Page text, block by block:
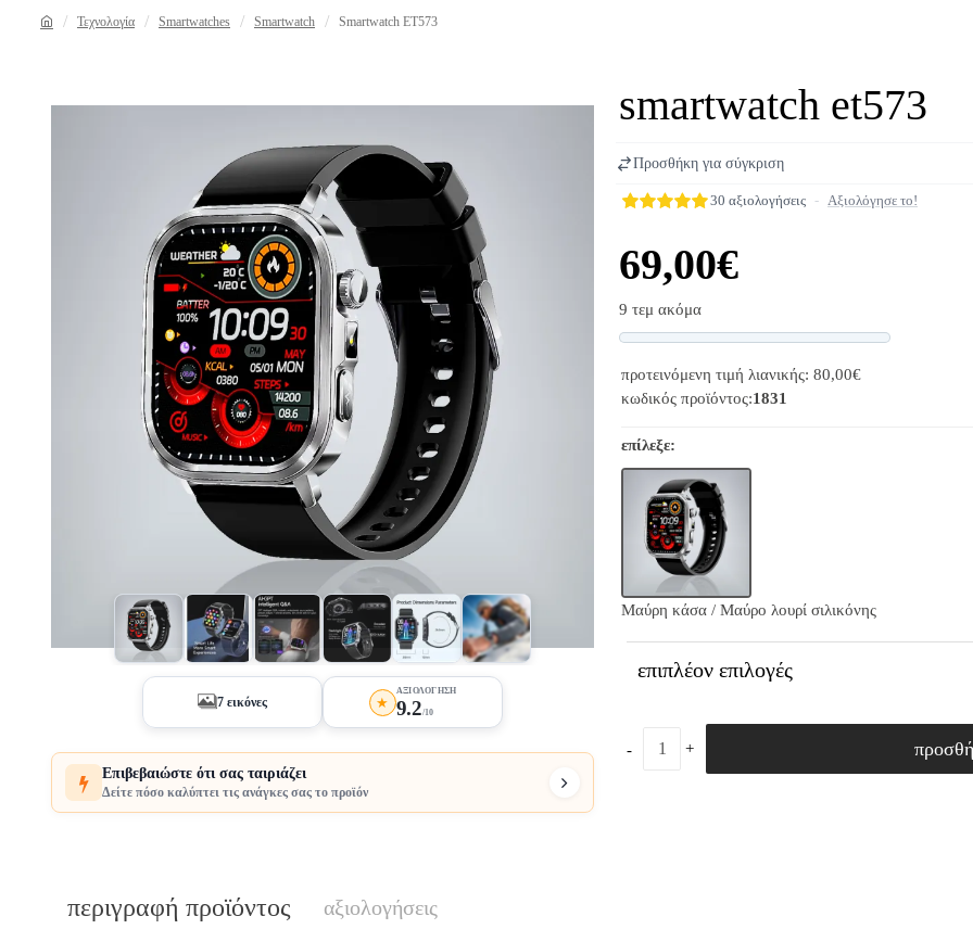
Τεχνολογία Smartwatches Smartwatch Smartwatch ET573
7 εικόνες ★
ΑΞΙΟΛΌΓΗΣΗ
9.2/10
Επιβεβαιώστε ότι σας ταιριάζει
Δείτε πόσο καλύπτει τις ανάγκες σας το προϊόν
smartwatch et573
30 αξιολογήσεις - Αξιολόγησε το!
69,00€
9 τεμ ακόμα
Προσθήκη για σύγκριση
προτεινόμενη τιμή λιανικής: 80,00€
κωδικός προϊόντος:1831
επίλεξε:
Μαύρη κάσα / Μαύρο λουρί σιλικόνης
επιπλέον επιλογές
περιγραφή προϊόντος αξιολογήσεις